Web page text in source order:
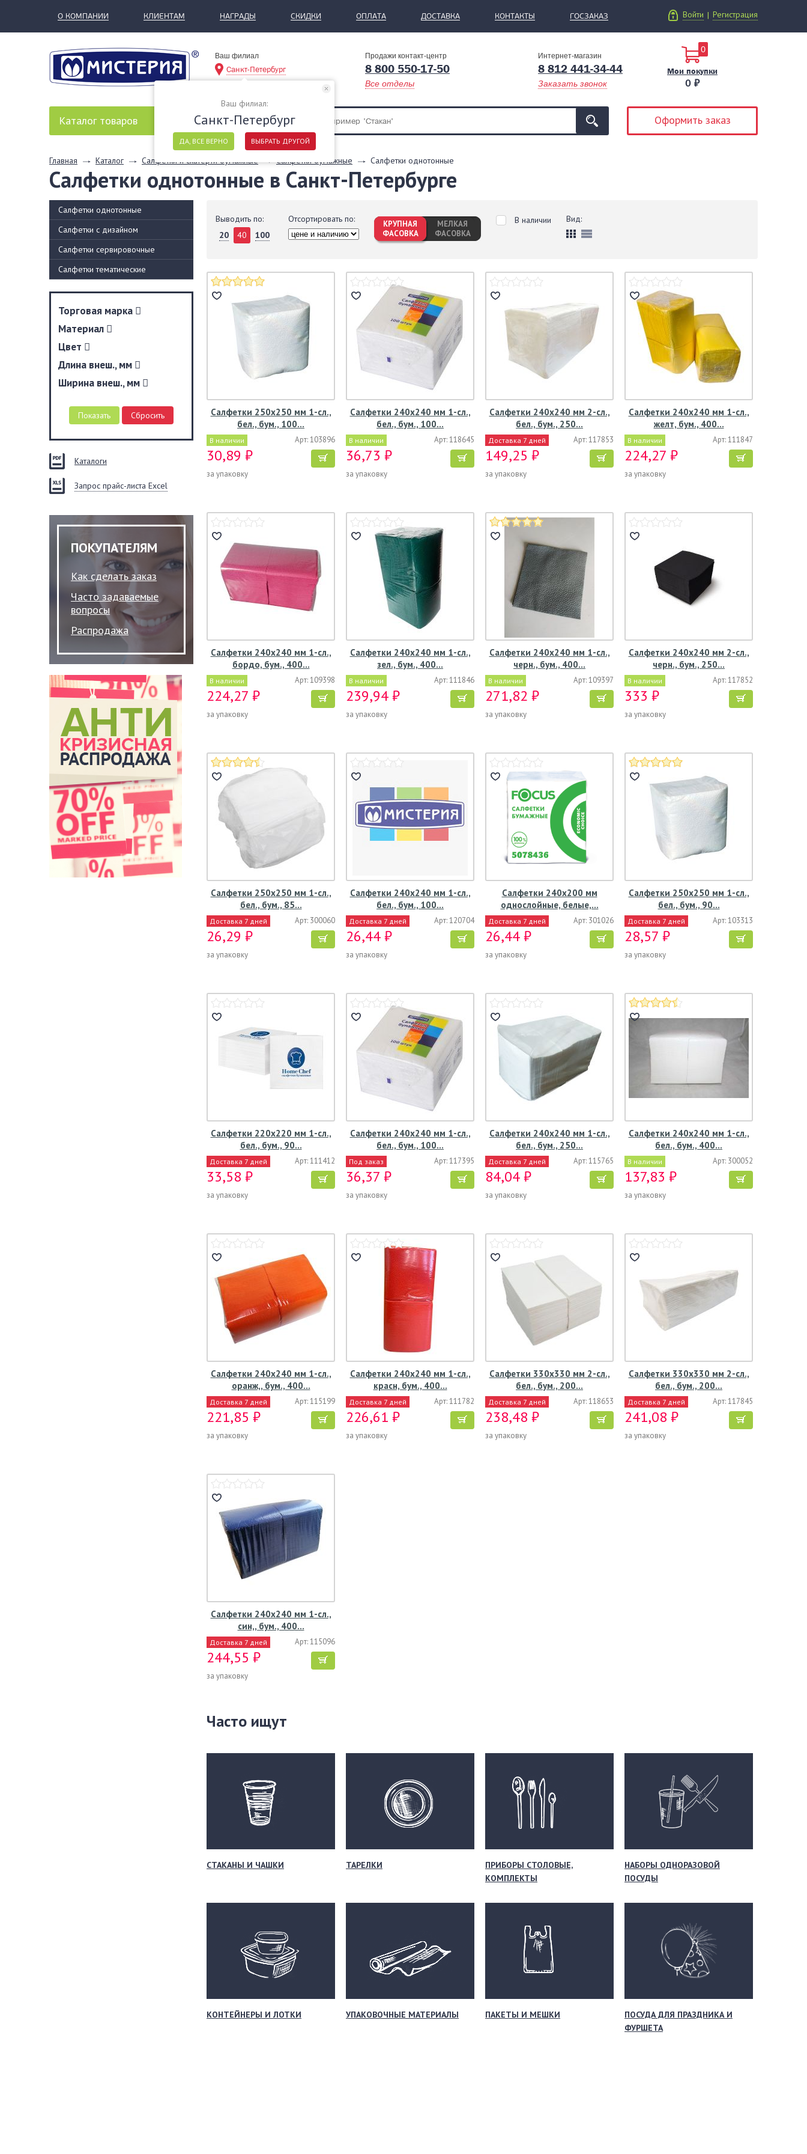
О КОМПАНИИ КЛИЕНТАМ НАГРАДЫ СКИДКИ ОПЛАТА ДОСТАВКА КОНТАКТЫ ГОСЗАКАЗ Войти | Регистрация
Ваш филиал
Санкт-Петербург
Продажи контакт-центр
8 800 550-17-50
Все отделы
Ваш филиал:
Санкт-Петербург
ДА, ВСЕ ВЕРНО ВЫБРАТЬ ДРУГОЙ
Интернет-магазин
8 812 441-34-44
Заказать звонок
0
Мои покупки
0 ₽
Каталог товаров Оформить заказ
Главная Каталог Салфетки и скатерти бумажные Салфетки бумажные Салфетки однотонные
Салфетки однотонные в Санкт-Петербурге
Салфетки однотонные
Салфетки с дизайном
Салфетки сервировочные
Салфетки тематические
Торговая марка
Материал
Цвет
Длина внеш., мм
Ширина внеш., мм
Каталоги
Запрос прайс-листа Excel
ПОКУПАТЕЛЯМ
Как сделать заказ
Часто задаваемые
вопросы
Распродажа
Выводить по:
20
40 100
Отсортировать по:
КРУПНАЯ
ФАСОВКА
МЕЛКАЯ
ФАСОВКА
В наличии Вид:
Салфетки 250х250 мм 1-сл.,
бел., бум., 100…
В наличии Арт: 103896
30,89 ₽
за упаковку
Салфетки 240х240 мм 1-сл.,
бел., бум., 100…
В наличии Арт: 118645
36,73 ₽
за упаковку
Салфетки 240х240 мм 2-сл.,
бел., бум., 250…
Доставка 7 дней Арт: 117853
149,25 ₽
за упаковку
Салфетки 240х240 мм 1-сл.,
желт, бум., 400…
В наличии Арт: 111847
224,27 ₽
за упаковку
Салфетки 240х240 мм 1-сл.,
бордо, бум., 400…
В наличии Арт: 109398
224,27 ₽
за упаковку
Салфетки 240х240 мм 1-сл.,
зел., бум., 400…
В наличии Арт: 111846
239,94 ₽
за упаковку
Салфетки 240х240 мм 1-сл.,
черн., бум., 400…
В наличии Арт: 109397
271,82 ₽
за упаковку
Салфетки 240х240 мм 2-сл.,
черн., бум., 250…
В наличии Арт: 117852
333 ₽
за упаковку
Салфетки 250х250 мм 1-сл.,
бел., бум., 85…
Доставка 7 дней Арт: 300060
26,29 ₽
за упаковку
Салфетки 240х240 мм 1-сл.,
бел., бум., 100…
Доставка 7 дней Арт: 120704
26,44 ₽
за упаковку
Салфетки 240х200 мм
однослойные, белые,…
Доставка 7 дней Арт: 301026
26,44 ₽
за упаковку
Салфетки 250х250 мм 1-сл.,
бел., бум., 90…
Доставка 7 дней Арт: 103313
28,57 ₽
за упаковку
Салфетки 220х220 мм 1-сл.,
бел., бум., 90…
Доставка 7 дней Арт: 111412
33,58 ₽
за упаковку
Салфетки 240х240 мм 1-сл.,
бел., бум., 100…
Под заказ Арт: 117395
36,37 ₽
за упаковку
Салфетки 240х240 мм 1-сл.,
бел., бум., 250…
Доставка 7 дней Арт: 115765
84,04 ₽
за упаковку
Салфетки 240х240 мм 1-сл.,
бел., бум., 400…
В наличии Арт: 300052
137,83 ₽
за упаковку
Салфетки 240х240 мм 1-сл.,
оранж,, бум., 400…
Доставка 7 дней Арт: 115199
221,85 ₽
за упаковку
Салфетки 240х240 мм 1-сл.,
красн, бум., 400…
Доставка 7 дней Арт: 111782
226,61 ₽
за упаковку
Салфетки 330х330 мм 2-сл.,
бел., бум., 200…
Доставка 7 дней Арт: 118653
238,48 ₽
за упаковку
Салфетки 330х330 мм 2-сл.,
бел., бум., 200…
Доставка 7 дней Арт: 117845
241,08 ₽
за упаковку
Салфетки 240х240 мм 1-сл.,
син,, бум., 400…
Доставка 7 дней Арт: 115096
244,55 ₽
за упаковку
Часто ищут
СТАКАНЫ И ЧАШКИ ТАРЕЛКИ
ПРИБОРЫ СТОЛОВЫЕ,
КОМПЛЕКТЫ
НАБОРЫ ОДНОРАЗОВОЙ
ПОСУДЫ
КОНТЕЙНЕРЫ И ЛОТКИ УПАКОВОЧНЫЕ МАТЕРИАЛЫ ПАКЕТЫ И МЕШКИ
ПОСУДА ДЛЯ ПРАЗДНИКА И
ФУРШЕТА